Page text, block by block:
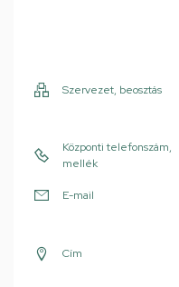
Szervezet, beosztás
Központi telefonszám,
mellék
E-mail
Cím